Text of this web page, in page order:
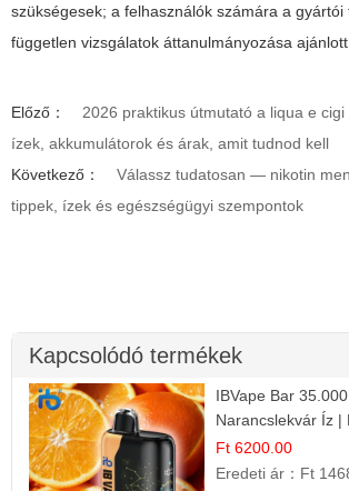
szükségesek; a felhasználók számára a
független vizsgálatok áttanulmányozása ajánlott.
Előző：
2026 praktikus útmutató a liqua e
ízek, akkumulátorok és árak, amit tudnod kell
Következő：
Válassz tudatosan — nikotin
tippek, ízek és egészségügyi szempontok
Kapcsolódó termékek
IBVape Bar
Narancslekvár Íz |
cigaretta
Ft 6200.00
Eredeti ár： Ft